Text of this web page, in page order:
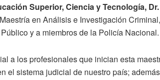
Superior, Ciencia y Tecnología,
en Análisis e Investigación
y a miembros de la Policía Nacional.
a los profesionales que inician esta
el sistema judicial de nuestro país;